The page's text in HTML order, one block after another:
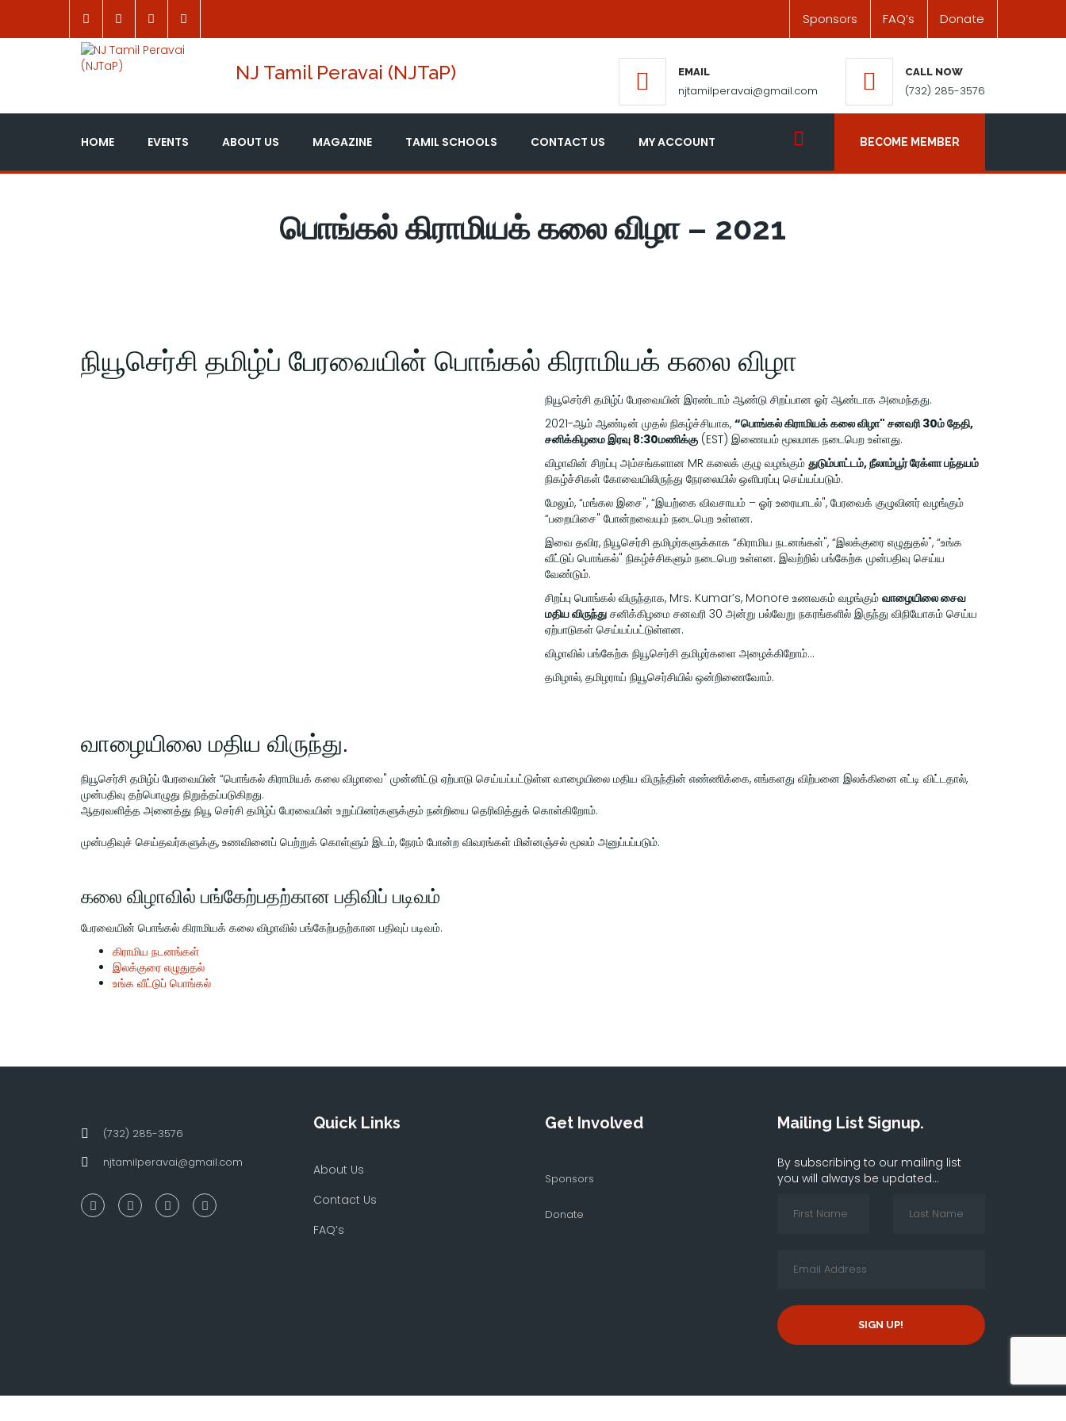
Sponsors FAQ’s Donate
NJ Tamil Peravai (NJTaP) EMAIL
njtamilperavai@gmail.com
CALL NOW
(732) 285-3576
HOME EVENTS ABOUT US MAGAZINE TAMIL SCHOOLS CONTACT US MY ACCOUNT BECOME MEMBER
பொங்கல் கிராமியக் கலை விழா – 2021
நியூசெர்சி தமிழ்ப் பேரவையின் பொங்கல் கிராமியக் கலை விழா
நியூசெர்சி தமிழ்ப் பேரவையின் இரண்டாம் ஆண்டு சிறப்பான ஓர் ஆண்டாக அமைந்தது.
2021-ஆம் ஆண்டின் முதல் நிகழ்ச்சியாக, “பொங்கல் கிராமியக் கலை விழா" சனவரி 30ம் தேதி,
சனிக்கிழமை இரவு 8:30மணிக்கு (EST) இணையம் மூலமாக நடைபெற உள்ளது.
விழாவின் சிறப்பு அம்சங்களான MR கலைக் குழு வழங்கும் துடும்பாட்டம், நீலாம்பூர் ரேக்ளா பந்தயம்
நிகழ்ச்சிகள் கோவையிலிருந்து நேரலையில் ஒளிபரப்பு செய்யப்படும்.
மேலும், “மங்கல இசை", “இயற்கை விவசாயம் – ஓர் உரையாடல்", பேரவைக் குழுவினர் வழங்கும்
“பறையிசை" போன்றவையும் நடைபெற உள்ளன.
இவை தவிர, நியூசெர்சி தமிழர்களுக்காக “கிராமிய நடனங்கள்", “இலக்குரை எழுதுதல்", “உங்க
வீட்டுப் பொங்கல்" நிகழ்ச்சிகளும் நடைபெற உள்ளன. இவற்றில் பங்கேற்க முன்பதிவு செய்ய
வேண்டும்.
சிறப்பு பொங்கல் விருந்தாக, Mrs. Kumar’s, Monore உணவகம் வழங்கும் வாழையிலை சைவ
மதிய விருந்து சனிக்கிழமை சனவரி 30 அன்று பல்வேறு நகரங்களில் இருந்து விநியோகம் செய்ய
ஏற்பாடுகள் செய்யப்பட்டுள்ளன.
விழாவில் பங்கேற்க நியூசெர்சி தமிழர்களை அழைக்கிறோம்…
தமிழால், தமிழராய் நியூசெர்சியில் ஒன்றிணைவோம்.
வாழையிலை மதிய விருந்து.
நியூசெர்சி தமிழ்ப் பேரவையின் “பொங்கல் கிராமியக் கலை விழாவை" முன்னிட்டு ஏற்பாடு செய்யப்பட்டுள்ள வாழையிலை மதிய விருந்தின் எண்ணிக்கை, எங்களது விற்பனை இலக்கினை எட்டி விட்டதால்,
முன்பதிவு தற்பொழுது நிறுத்தப்படுகிறது.
ஆதரவளித்த அனைத்து நியூ செர்சி தமிழ்ப் பேரவையின் உறுப்பினர்களுக்கும் நன்றியை தெரிவித்துக் கொள்கிறோம்.
முன்பதிவுச் செய்தவர்களுக்கு, உணவினைப் பெற்றுக் கொள்ளும் இடம், நேரம் போன்ற விவரங்கள் மின்னஞ்சல் மூலம் அனுப்பப்படும்.
கலை விழாவில் பங்கேற்பதற்கான பதிவிப் படிவம்
பேரவையின் பொங்கல் கிராமியக் கலை விழாவில் பங்கேற்பதற்கான பதிவுப் படிவம்.
கிராமிய நடனங்கள்
இலக்குரை எழுதுதல்
உங்க வீட்டுப் பொங்கல்
(732) 285-3576
njtamilperavai@gmail.com
Quick Links
About Us
Contact Us
FAQ’s
Get Involved
Sponsors
Donate
Mailing List Signup.
By subscribing to our mailing list
you will always be updated...
SIGN UP!